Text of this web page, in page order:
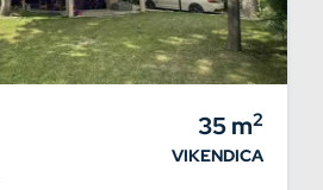
35m2
VIKENDICA